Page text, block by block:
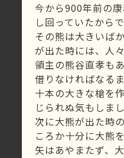
今から900年前の
し回っていたからで
その熊は大きいば
が出た時には、人
領主の熊谷直孝も
借りなければなる
十本の大きな槍を
じられぬ気もしま
次に大熊が出た時
ころか十分に大熊
矢はあやまたず、